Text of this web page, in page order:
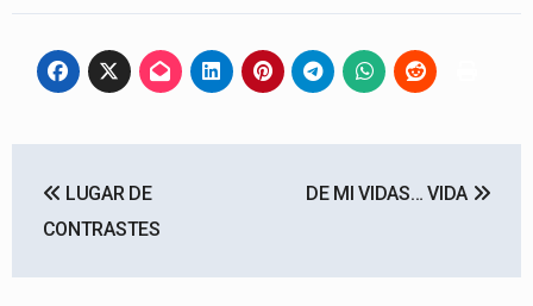
de
LUGAR DE
CONTRASTES
DE MI VIDAS… VIDA